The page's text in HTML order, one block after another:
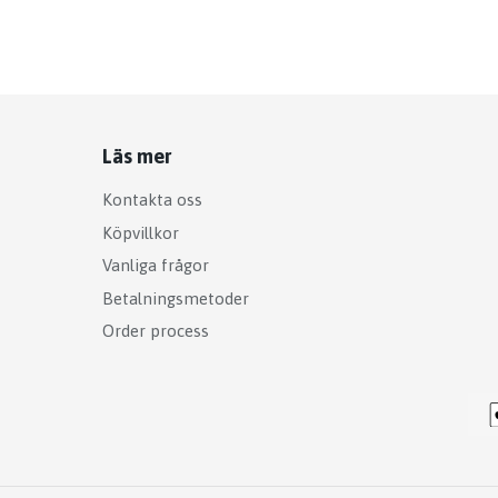
Läs mer
Kontakta oss
Köpvillkor
Vanliga frågor
Betalningsmetoder
Order process